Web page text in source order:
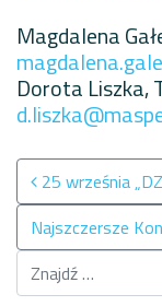
Magdalena
Dorota Liszka,
25 września
Najszczersze